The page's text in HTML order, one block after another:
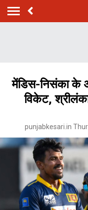
मेंडिस-निसंका के
विकेट,
punjabkesari.in